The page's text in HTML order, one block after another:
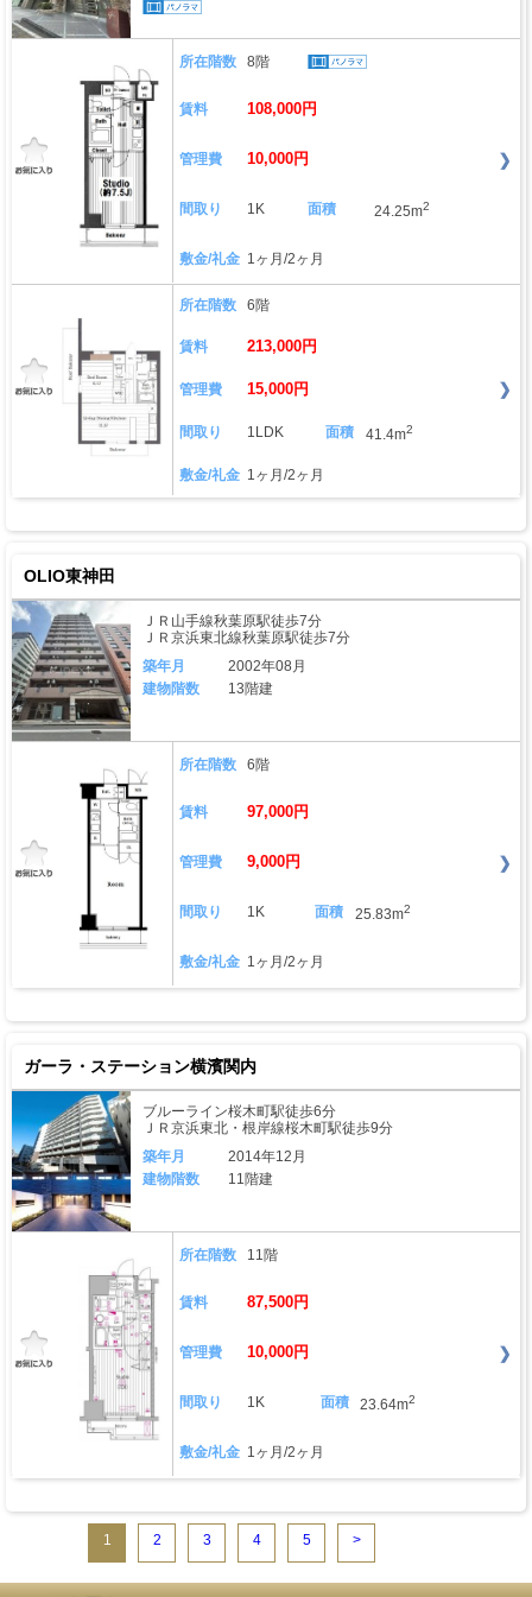
所在階数 8階
賃料 108,000円
管理費 10,000円
間取り 1K 面積 24.25m2
敷金/礼金 1ヶ月/2ヶ月
所在階数 6階
賃料 213,000円
管理費 15,000円
間取り 1LDK 面積 41.4m2
敷金/礼金 1ヶ月/2ヶ月
OLIO東神田
ＪＲ山手線秋葉原駅徒歩7分
ＪＲ京浜東北線秋葉原駅徒歩7分
築年月
2002年08月
建物階数
13階建
所在階数 6階
賃料 97,000円
管理費 9,000円
間取り 1K 面積 25.83m2
敷金/礼金 1ヶ月/2ヶ月
ガーラ・ステーション横濱関内
ブルーライン桜木町駅徒歩6分
ＪＲ京浜東北・根岸線桜木町駅徒歩9分
築年月
2014年12月
建物階数
11階建
所在階数 11階
賃料 87,500円
管理費 10,000円
間取り 1K 面積 23.64m2
敷金/礼金 1ヶ月/2ヶ月
1 2 3 4 5 >